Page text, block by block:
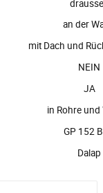
an der
mit Dach und
NEIN
JA
in Rohre und
GP 152
Dalap